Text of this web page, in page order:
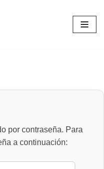
por contraseña. Para
a continuación: